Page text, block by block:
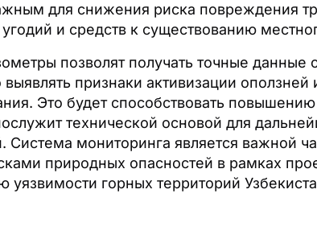
для снижения риска повреждения
и средств к существованию
позволят получать точные
признаки активизации
Это будет способствовать
технической основой для
Система мониторинга является важной
природных опасностей в рамках
уязвимости горных территорий